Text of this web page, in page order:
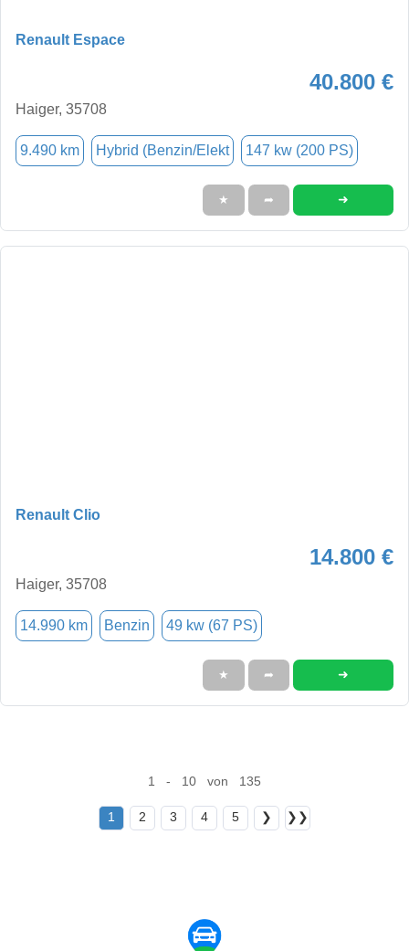
Renault Espace
40.800 €
Haiger, 35708
9.490 km Hybrid (Benzin/Elekt 147 kw (200 PS)
★ ➦ ➜
Renault Clio
14.800 €
Haiger, 35708
14.990 km Benzin 49 kw (67 PS)
★ ➦ ➜
1 - 10 von 135
1 2 3 4 5 ❯ ❯❯